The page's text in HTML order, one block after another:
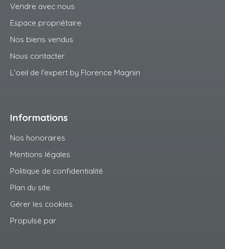
Vendre avec nous
Espace propriétaire
Nos biens vendus
Nous contacter
L'oeil de l'expert by Florence Magnin
Informations
Nos honoraires
Mentions légales
Politique de confidentialité
Plan du site
Gérer les cookies
Propulsé par